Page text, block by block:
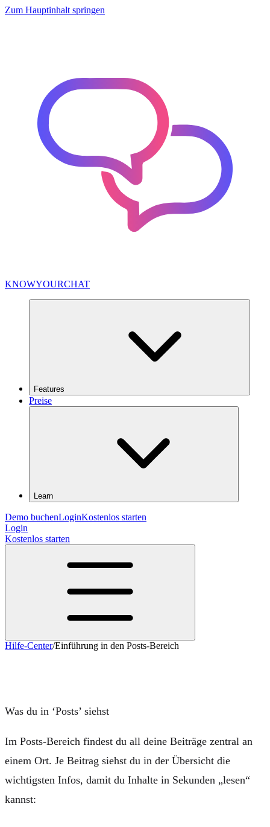
Zum Hauptinhalt springen
KNOWYOURCHAT
Features
Preise
Learn
Demo buchenLoginKostenlos starten
Login
Kostenlos starten
Hilfe-Center/Einführung in den Posts-Bereich
Was du in ‘Posts’ siehst
Im Posts-Bereich findest du all deine Beiträge zentral an
einem Ort. Je Beitrag siehst du in der Übersicht die
wichtigsten Infos, damit du Inhalte in Sekunden „lesen“
kannst: